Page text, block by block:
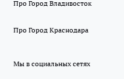
Про Город Владивосток
Про Город Краснодара
Мы в социальных сетях